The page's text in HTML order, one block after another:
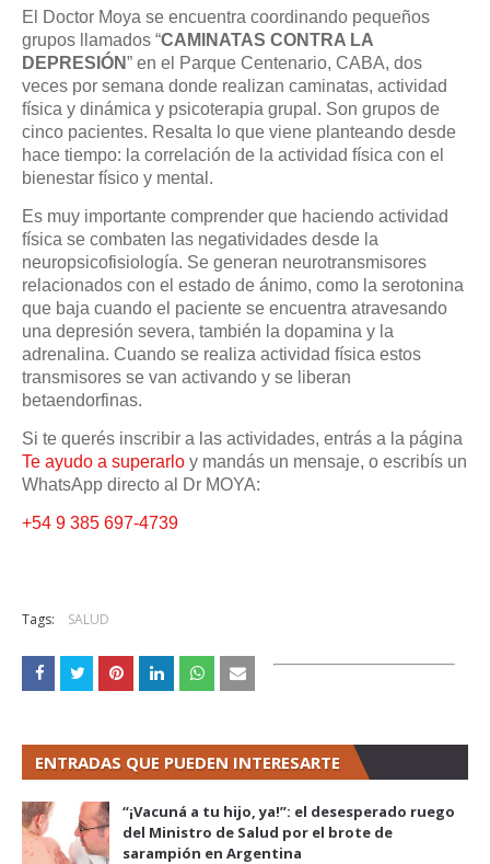
El Doctor Moya se encuentra coordinando pequeños
grupos llamados “CAMINATAS CONTRA LA
DEPRESIÓN” en el Parque Centenario, CABA, dos
veces por semana donde realizan caminatas, actividad
física y dinámica y psicoterapia grupal. Son grupos de
cinco pacientes. Resalta lo que viene planteando desde
hace tiempo: la correlación de la actividad física con el
bienestar físico y mental.
Es muy importante comprender que haciendo actividad
física se combaten las negatividades desde la
neuropsicofisiología. Se generan neurotransmisores
relacionados con el estado de ánimo, como la serotonina
que baja cuando el paciente se encuentra atravesando
una depresión severa, también la dopamina y la
adrenalina. Cuando se realiza actividad física estos
transmisores se van activando y se liberan
betaendorfinas.
Si te querés inscribir a las actividades, entrás a la página
Te ayudo a superarlo y mandás un mensaje, o escribís un
WhatsApp directo al Dr MOYA:
+54 9 385 697-4739
Tags: SALUD
ENTRADAS QUE PUEDEN INTERESARTE
“¡Vacuná a tu hijo, ya!”: el desesperado ruego
del Ministro de Salud por el brote de
sarampión en Argentina